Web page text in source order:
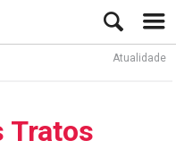
Atualidade Ator
Tratos